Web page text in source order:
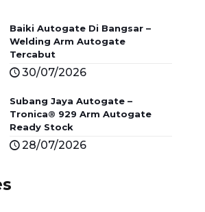
Baiki Autogate Di Bangsar –
Welding Arm Autogate
Tercabut
30/07/2026
Subang Jaya Autogate –
Tronica® 929 Arm Autogate
Ready Stock
28/07/2026